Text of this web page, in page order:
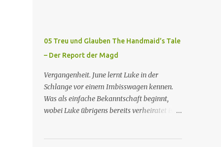
entdeckt im Kleiderschrank die Inschrift
wahrscheinlich von der Magd Difred
hinterlassen wurde, die vor ihr dort war. In
Erwartung der Zeremonie bringt Serena
June zum Gynäkologen, der sich bereit
erklärt, sie zu schwängern, da Fred
verantwortlich gemacht würde. June lehnt
05 Treu und Glauben The Handmaid’s Tale
– Der Report der Magd
Vergangenheit. June lernt Luke in der
Schlange vor einem Imbisswagen kennen.
Was als einfache Bekanntschaft beginnt,
wobei Luke übrigens bereits verheiratet ist,